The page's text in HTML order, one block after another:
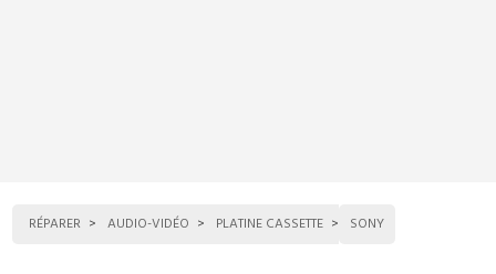
RÉPARER AUDIO-VIDÉO PLATINE CASSETTE SONY